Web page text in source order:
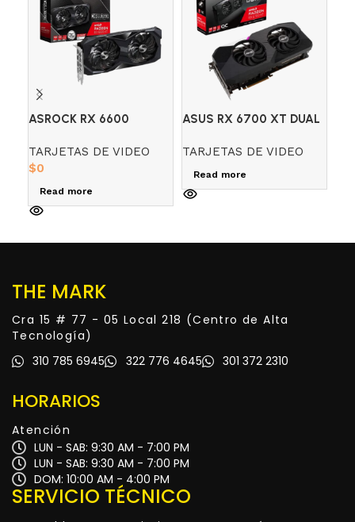
ASROCK RX 6600
TARJETAS DE VIDEO
$0
Read more
ASUS RX 6700 XT DUAL
TARJETAS DE VIDEO
Read more
THE MARK
Cra 15 # 77 - 05 Local 218 (Centro de Alta
Tecnología)
310 785 6945
322 776 4645 301 372 2310
HORARIOS
Atención
LUN - SAB: 9:30 AM - 7:00 PM
LUN - SAB: 9:30 AM - 7:00 PM
DOM: 10:00 AM - 4:00 PM
SERVICIO TÉCNICO